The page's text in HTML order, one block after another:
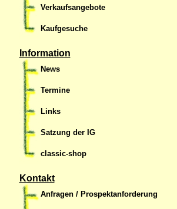
Verkaufsangebote
Kaufgesuche
Information
News
Termine
Links
Satzung der IG
classic-shop
Kontakt
Anfragen / Prospektanforderung